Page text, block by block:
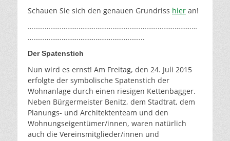
Schauen Sie sich den genauen Grundriss hier an!
………………………………………………………………………………
……………………………………………………..
Der Spatenstich
Nun wird es ernst! Am Freitag, den 24. Juli 2015
erfolgte der symbolische Spatenstich der
Wohnanlage durch einen riesigen Kettenbagger.
Neben Bürgermeister Benitz, dem Stadtrat, dem
Planungs- und Architektenteam und den
Wohnungseigentümer/innen, waren natürlich
auch die Vereinsmitglieder/innen und